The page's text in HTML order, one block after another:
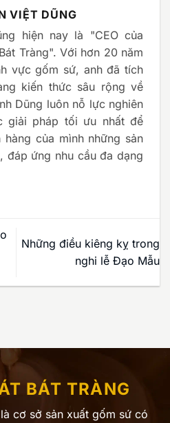
VIỆT DŨNG
hiện nay là "CEO của
Tràng". Với hơn 20 năm
vực gốm sứ, anh đã tích
kiến thức sâu rộng về
Dũng luôn nỗ lực nghiên
giải pháp tối ưu nhất để
của mình những sản
đáp ứng nhu cầu đa dạng
Những điều kiêng kỵ trong
nghi lễ Đạo Mẫu
BÁT TRÀNG
cơ sở sản xuất gốm sứ có